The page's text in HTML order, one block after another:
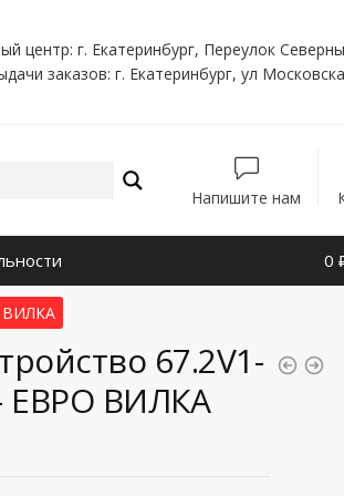
центр: г. Екатеринбург, Переулок
заказов: г. Екатеринбург, ул
Напишите нам
0
ВИЛКА
67.2V1-
ЕВРО ВИЛКА